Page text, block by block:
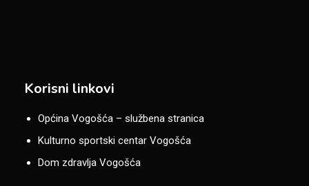
Korisni linkovi
Općina Vogošća – službena stranica
Kulturno sportski centar Vogošća
Dom zdravlja Vogošća